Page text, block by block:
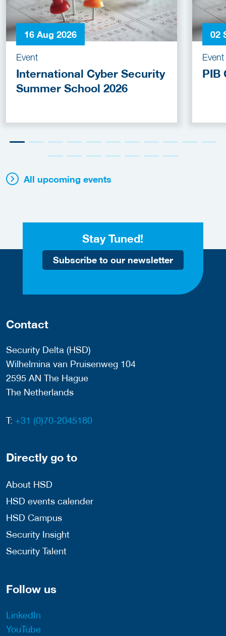
16 Aug 2026
Event
International Cyber Security
Summer School 2026
02
Event
PIB
All upcoming events
Stay Tuned!
Subscribe to our newsletter
Contact
Security Delta (HSD)
Wilhelmina van Pruisenweg 104
2595 AN The Hague
The Netherlands
T: +31 (0)70-2045180
Directly go to
About HSD
HSD events calender
HSD Campus
Security Insight
Security Talent
Follow us
LinkedIn
YouTube